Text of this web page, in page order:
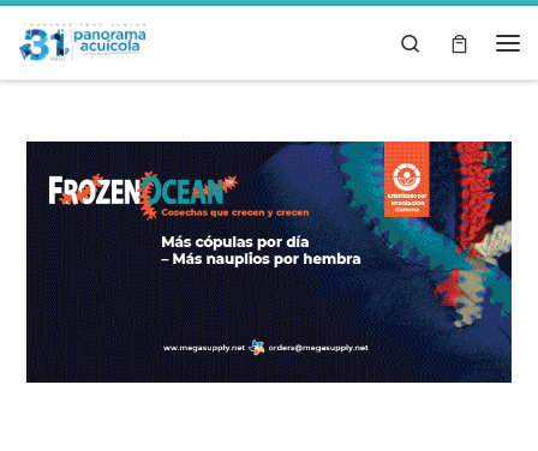
Skip to content Search